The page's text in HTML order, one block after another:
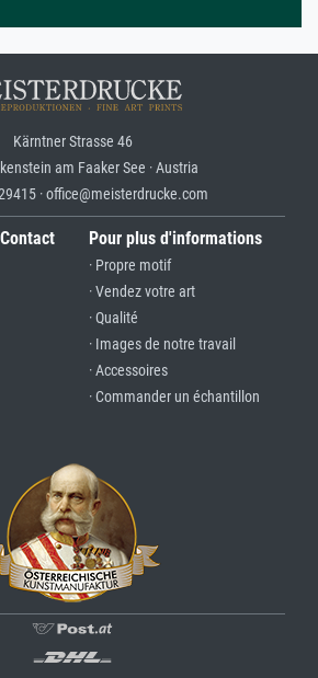
Kärntner Strasse 46
am Faaker See · Austria
· office@meisterdrucke.com
Pour plus d'informations
· Propre motif
· Vendez votre art
· Qualité
· Images de notre travail
· Accessoires
· Commander un échantillon